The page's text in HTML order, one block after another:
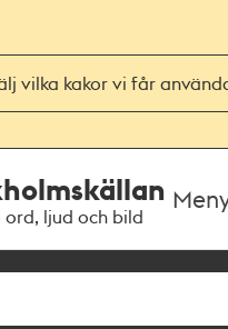
vilka kakor vi får
ord, ljud och bild